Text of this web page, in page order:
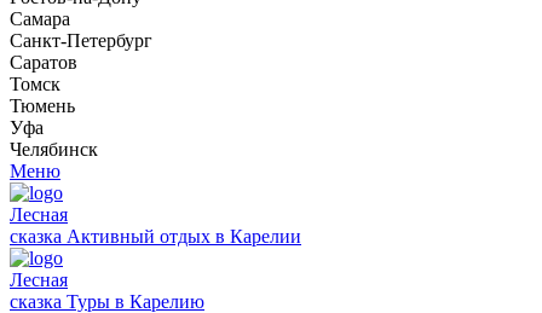
Самара
Санкт-Петербург
Саратов
Томск
Тюмень
Уфа
Челябинск
Меню
Лесная
сказка Активный отдых в Карелии
Лесная
сказка Туры в Карелию